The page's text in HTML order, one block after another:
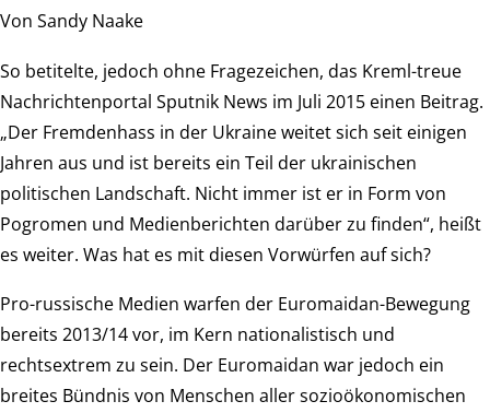
Von Sandy Naake
So betitelte, jedoch ohne Fragezeichen, das Kreml-treue
Nachrichtenportal Sputnik News im Juli 2015 einen Beitrag.
„Der Fremdenhass in der Ukraine weitet sich seit einigen
Jahren aus und ist bereits ein Teil der ukrainischen
politischen Landschaft. Nicht immer ist er in Form von
Pogromen und Medienberichten darüber zu finden“, heißt
es weiter. Was hat es mit diesen Vorwürfen auf sich?
Pro-russische Medien warfen der Euromaidan-Bewegung
bereits 2013/14 vor, im Kern nationalistisch und
rechtsextrem zu sein. Der Euromaidan war jedoch ein
breites Bündnis von Menschen aller sozioökonomischen